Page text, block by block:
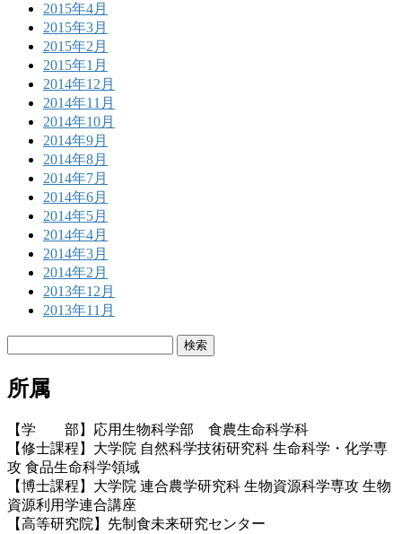
2015年4月
2015年3月
2015年2月
2015年1月
2014年12月
2014年11月
2014年10月
2014年9月
2014年8月
2014年7月
2014年6月
2014年5月
2014年4月
2014年3月
2014年2月
2013年12月
2013年11月
所属
【学 部】応用生物科学部 食農生命科学科
【修士課程】大学院 自然科学技術研究科 生命科学・化学専
攻 食品生命科学領域
【博士課程】大学院 連合農学研究科 生物資源科学専攻 生物
資源利用学連合講座
【高等研究院】先制食未来研究センター